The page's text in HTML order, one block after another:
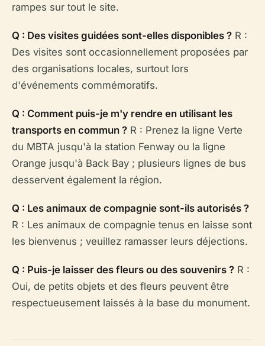
rampes sur tout le site.
Q : Des visites guidées sont-elles disponibles ? R :
Des visites sont occasionnellement proposées par
des organisations locales, surtout lors
d'événements commémoratifs.
Q : Comment puis-je m'y rendre en utilisant les
transports en commun ? R : Prenez la ligne Verte
du MBTA jusqu'à la station Fenway ou la ligne
Orange jusqu'à Back Bay ; plusieurs lignes de bus
desservent également la région.
Q : Les animaux de compagnie sont-ils autorisés ?
R : Les animaux de compagnie tenus en laisse sont
les bienvenus ; veuillez ramasser leurs déjections.
Q : Puis-je laisser des fleurs ou des souvenirs ? R :
Oui, de petits objets et des fleurs peuvent être
respectueusement laissés à la base du monument.